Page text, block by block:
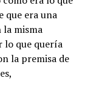
que era una
misma
lo que quería
la premisa de